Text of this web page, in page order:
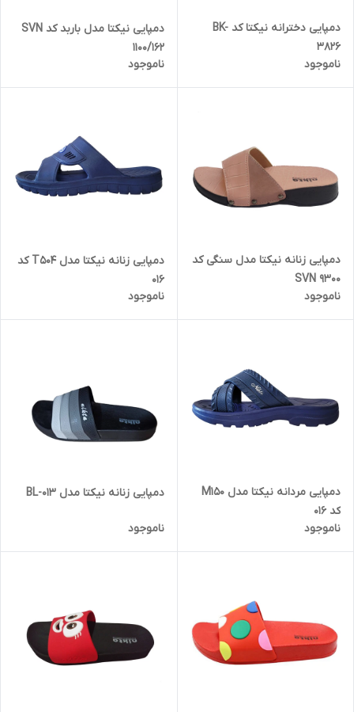
دمپایی دخترانه نیکتا کد BK-
3826
ناموجود
دمپایی نیکتا مدل باربد کد SVN
1100/162
ناموجود
دمپایی زنانه نیکتا مدل سنگی کد
SVN 9300
ناموجود
دمپایی زنانه نیکتا مدل T504 کد
016
ناموجود
دمپایی مردانه نیکتا مدل M150
کد 016
ناموجود
دمپایی زنانه نیکتا مدل BL-013
ناموجود